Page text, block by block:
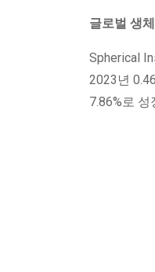
글로벌 생
Spherical
2023년
7.86%로